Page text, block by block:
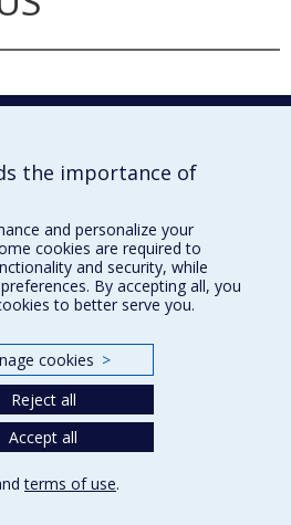
de paysage
the importance of
and personalize your
cookies are required to
and security, while
By accepting all, you
to better serve you.
cookies >
Reject all
Accept all
terms of use.